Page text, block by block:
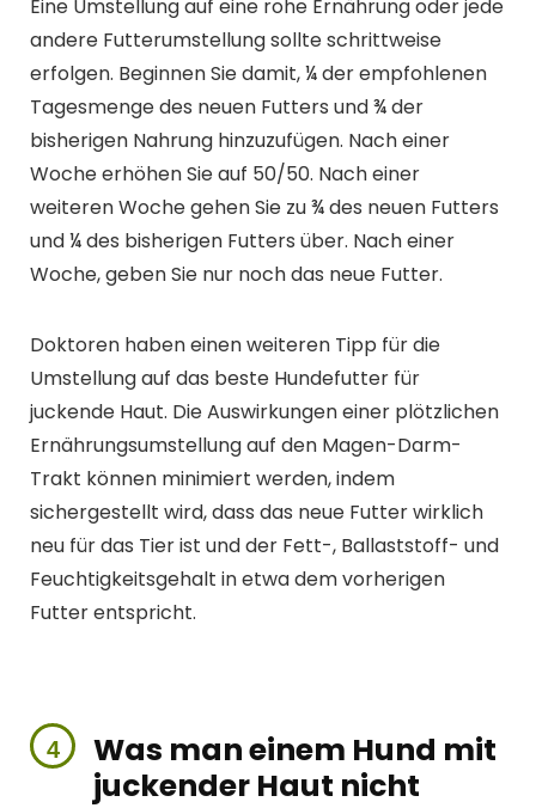
Eine Umstellung auf eine rohe Ernährung oder jede
andere Futterumstellung sollte schrittweise
erfolgen. Beginnen Sie damit, ¼ der empfohlenen
Tagesmenge des neuen Futters und ¾ der
bisherigen Nahrung hinzuzufügen. Nach einer
Woche erhöhen Sie auf 50/50. Nach einer
weiteren Woche gehen Sie zu ¾ des neuen Futters
und ¼ des bisherigen Futters über. Nach einer
Woche, geben Sie nur noch das neue Futter.
Doktoren haben einen weiteren Tipp für die
Umstellung auf das beste Hundefutter für
juckende Haut. Die Auswirkungen einer plötzlichen
Ernährungsumstellung auf den Magen-Darm-
Trakt können minimiert werden, indem
sichergestellt wird, dass das neue Futter wirklich
neu für das Tier ist und der Fett-, Ballaststoff- und
Feuchtigkeitsgehalt in etwa dem vorherigen
Futter entspricht.
Was man einem Hund mit
juckender Haut nicht